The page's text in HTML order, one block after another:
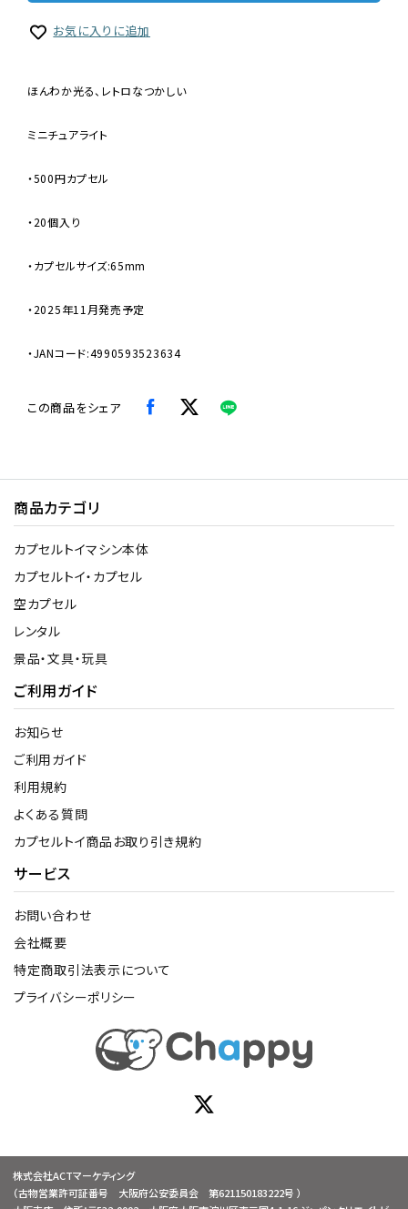
お気に入りに追加
ほんわか光る、レトロなつかしい
ミニチュアライト
・500円カプセル
・20個入り
・カプセルサイズ:65mm
・2025年11月発売予定
・JANコード:4990593523634
この商品をシェア
商品カテゴリ
カプセルトイマシン本体
カプセルトイ・カプセル
空カプセル
レンタル
景品・文具・玩具
ご利用ガイド
お知らせ
ご利用ガイド
利用規約
よくある質問
カプセルトイ商品お取り引き規約
サービス
お問い合わせ
会社概要
特定商取引法表示について
プライバシーポリシー
株式会社ACTマーケティング
（古物営業許可証番号 大阪府公安委員会 第621150183222号 ）